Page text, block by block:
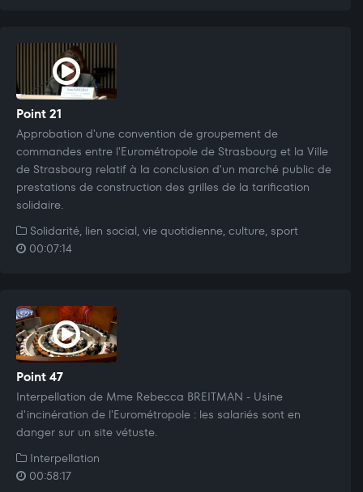
Point 21
Approbation d'une convention de groupement de
commandes entre l'Eurométropole de Strasbourg et la Ville
de Strasbourg relatif à la conclusion d'un marché public de
prestations de construction des grilles de la tarification
solidaire.
Solidarité, lien social, vie quotidienne, culture, sport
00:07:14
Point 47
Interpellation de Mme Rebecca BREITMAN - Usine
d'incinération de l'Eurométropole : les salariés sont en
danger sur un site vétuste.
Interpellation
00:58:17